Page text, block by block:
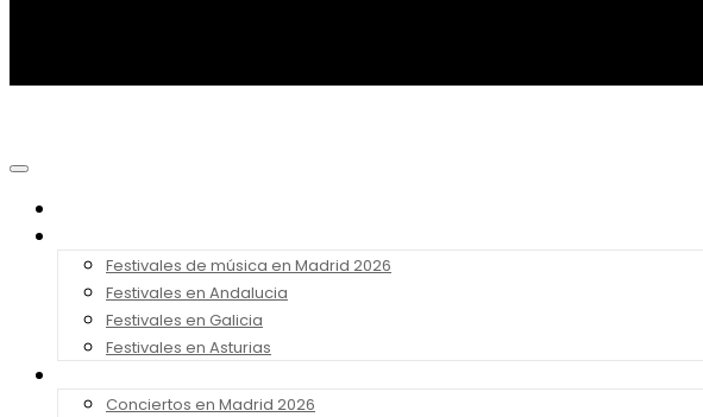
Festivales de música en Madrid 2026
Festivales en Andalucia
Festivales en Galicia
Festivales en Asturias
Conciertos en Madrid 2026